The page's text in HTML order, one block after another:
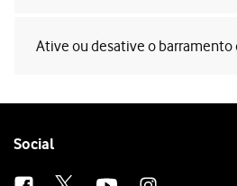
Ative ou desative o barramento
Follow
Social